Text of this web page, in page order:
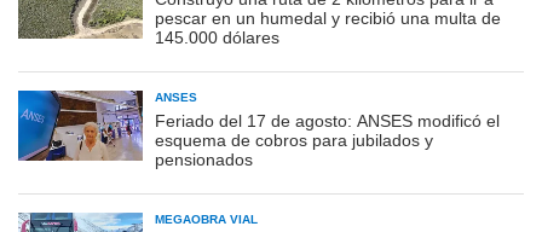
pescar en un humedal y recibió una multa de
145.000 dólares
ANSES
Feriado del 17 de agosto: ANSES modificó el
esquema de cobros para jubilados y
pensionados
MEGAOBRA VIAL